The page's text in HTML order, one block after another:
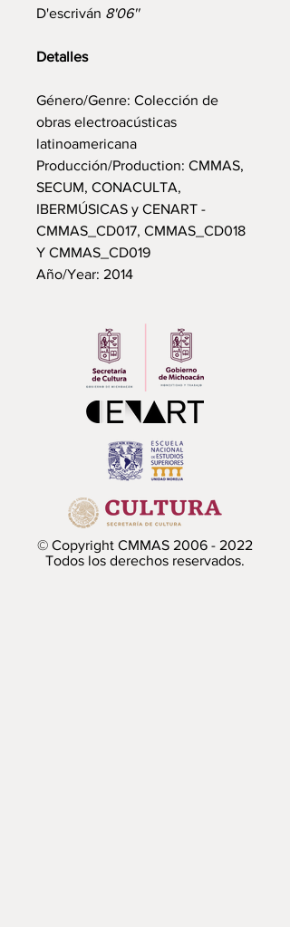
D'escriván 8'06''
Detalles
Género/Genre: Colección de
obras electroacústicas
latinoamericana
Producción/Production: CMMAS,
SECUM, CONACULTA,
IBERMÚSICAS y CENART -
CMMAS_CD017, CMMAS_CD018
Y CMMAS_CD019
Año/Year: 2014
© Copyright CMMAS 2006 - 2022
Todos los derechos reservados.